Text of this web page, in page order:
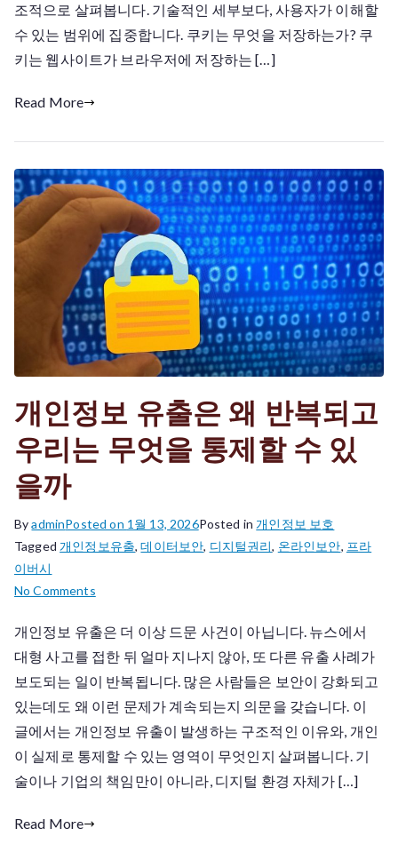
게
사
용
하
고
있
을
까
조적으로 살펴봅니다. 기술적인 세부보다, 사용자가 이해할
수 있는 범위에 집중합니다. 쿠키는 무엇을 저장하는가? 쿠
키는 웹사이트가 브라우저에 저장하는 […]
Read More
개인정보 유출은 왜 반복되고
우리는 무엇을 통제할 수 있
을까
ByadminPosted on 1월 13, 2026Posted in 개인정보 보호
Tagged 개인정보유출,데이터보안, 디지털권리, 온라인보안, 프라
이버시
No Commentson
인
정
보
유
출
왜
반
개인정보 유출은 더 이상 드문 사건이 아닙니다. 뉴스에서
대형 사고를 접한 뒤 얼마 지나지 않아, 또 다른 유출 사례가
보도되는 일이 반복됩니다. 많은 사람들은 보안이 강화되고
있는데도 왜 이런 문제가 계속되는지 의문을 갖습니다. 이
글에서는 개인정보 유출이 발생하는 구조적인 이유와, 개인
이 실제로 통제할 수 있는 영역이 무엇인지 살펴봅니다. 기
술이나 기업의 책임만이 아니라, 디지털 환경 자체가 […]
Read More